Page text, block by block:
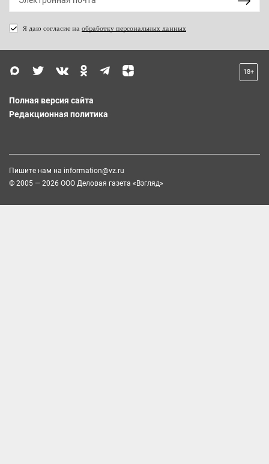
Я даю согласие на обработку персональных данных
18+
Полная версия сайта
Редакционная политика
Пишите нам на information@vz.ru
© 2005 — 2026 ООО Деловая газета «Взгляд»